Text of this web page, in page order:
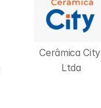
Cerâmica City
Ltda